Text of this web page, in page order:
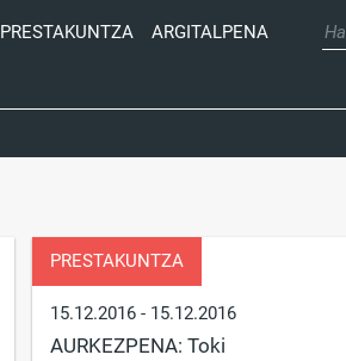
PRESTAKUNTZA ARGITALPENA
PRESTAKUNTZA
15.12.2016 - 15.12.2016
AURKEZPENA: Toki